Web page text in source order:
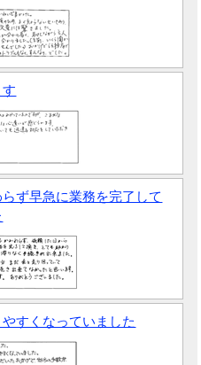
ず早急に業務を完了して
すくなっていました